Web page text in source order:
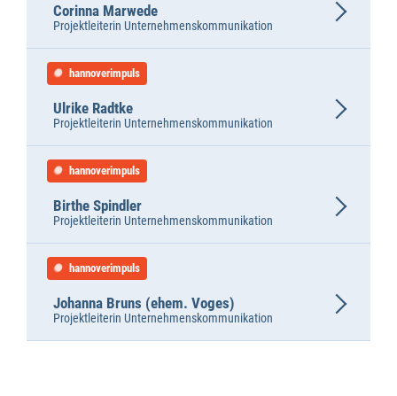
Projektleiterin Unternehmenskommunikation
Corinna Marwede
hannoverimpuls
Projektleiterin Unternehmenskommunikation
Ulrike Radtke
hannoverimpuls
Projektleiterin Unternehmenskommunikation
Birthe Spindler
hannoverimpuls
Projektleiterin Unternehmenskommunikation
Johanna Bruns (ehem. Voges)